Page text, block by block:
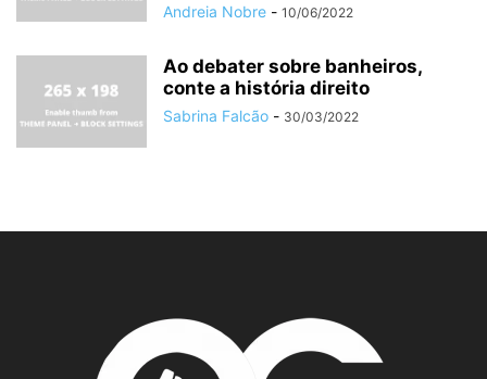
Andreia Nobre - 10/06/2022
Ao debater sobre banheiros,
conte a história direito
Sabrina Falcão - 30/03/2022